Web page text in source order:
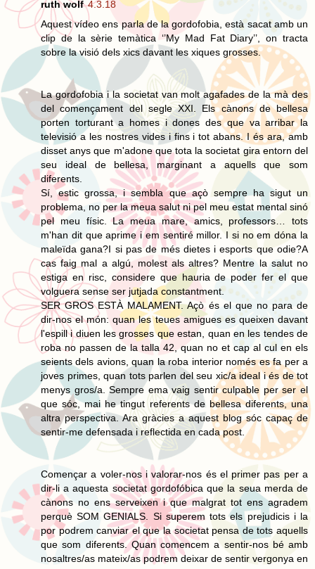
ruth wolf 4.3.18
Aquest vídeo ens parla de la gordofobia, està sacat amb un
clip de la sèrie temàtica ‘’My Mad Fat Diary’’, on tracta
sobre la visió dels xics davant les xiques grosses.
La gordofobia i la societat van molt agafades de la mà des
del començament del segle XXI. Els cànons de bellesa
porten torturant a homes i dones des que va arribar la
televisió a les nostres vides i fins i tot abans. I és ara, amb
disset anys que m'adone que tota la societat gira entorn del
seu ideal de bellesa, marginant a aquells que som
diferents.
Sí, estic grossa, i sembla que açò sempre ha sigut un
problema, no per la meua salut ni pel meu estat mental sinó
pel meu físic. La meua mare, amics, professors… tots
m'han dit que aprime i em sentiré millor. I si no em dóna la
maleïda gana?I si pas de més dietes i esports que odie?A
cas faig mal a algú, molest als altres? Mentre la salut no
estiga en risc, considere que hauria de poder fer el que
volguera sense ser jutjada constantment.
SER GROS ESTÀ MALAMENT. Açò és el que no para de
dir-nos el món: quan les teues amigues es queixen davant
l'espill i diuen les grosses que estan, quan en les tendes de
roba no passen de la talla 42, quan no et cap al cul en els
seients dels avions, quan la roba interior només es fa per a
joves primes, quan tots parlen del seu xic/a ideal i és de tot
menys gros/a. Sempre ema vaig sentir culpable per ser el
que sóc, mai he tingut referents de bellesa diferents, una
altra perspectiva. Ara gràcies a aquest blog sóc capaç de
sentir-me defensada i reflectida en cada post.
Començar a voler-nos i valorar-nos és el primer pas per a
dir-li a aquesta societat gordofóbica que la seua merda de
cànons no ens serveixen i que malgrat tot ens agradem
perquè SOM GENIALS. Si superem tots els prejudicis i la
por podrem canviar el que la societat pensa de tots aquells
que som diferents. Quan comencem a sentir-nos bé amb
nosaltres/as mateix/as podrem deixar de sentir vergonya en